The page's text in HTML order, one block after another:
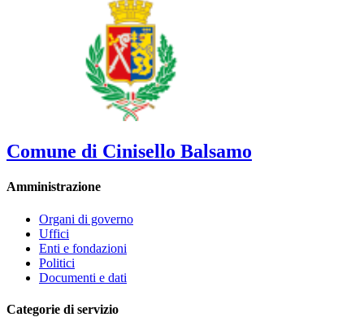
Comune di Cinisello Balsamo
Amministrazione
Organi di governo
Uffici
Enti e fondazioni
Politici
Documenti e dati
Categorie di servizio